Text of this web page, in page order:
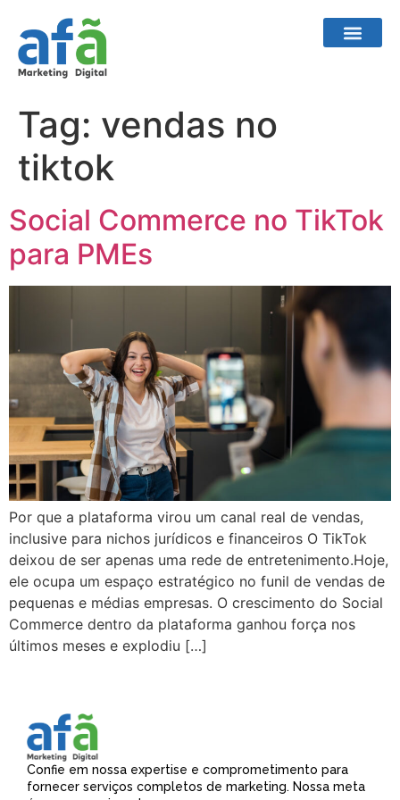
Tag: vendas no
tiktok
Social Commerce no TikTok
para PMEs
Por que a plataforma virou um canal real de vendas,
inclusive para nichos jurídicos e financeiros O TikTok
deixou de ser apenas uma rede de entretenimento.Hoje,
ele ocupa um espaço estratégico no funil de vendas de
pequenas e médias empresas. O crescimento do Social
Commerce dentro da plataforma ganhou força nos
últimos meses e explodiu […]
Confie em nossa expertise e comprometimento para
fornecer serviços completos de marketing. Nossa meta